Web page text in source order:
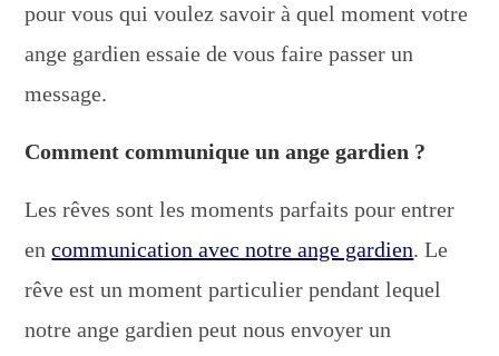
pour vous qui voulez savoir à quel moment votre
ange gardien essaie de vous faire passer un
message.
Comment communique un ange gardien ?
Les rêves sont les moments parfaits pour entrer
encommunication avec notre ange gardien. Le
rêve est un moment particulier pendant lequel
notre ange gardien peut nous envoyer un